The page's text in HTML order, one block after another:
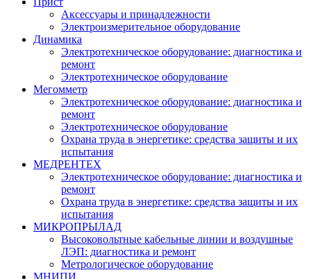
Аксессуары и принадлежности
Электроизмерительное оборудование
Динамика
Электротехническое оборудование: диагностика и
ремонт
Электротехническое оборудование
Мегомметр
Электротехническое оборудование: диагностика и
ремонт
Электротехническое оборудование
Охрана труда в энергетике: средства защиты и их
испытания
МЕДРЕНТЕХ
Электротехническое оборудование: диагностика и
ремонт
Охрана труда в энергетике: средства защиты и их
испытания
МИКРОПРЫЛАД
Высоковольтные кабельные линии и воздушные
ЛЭП: диагностика и ремонт
Метрологическое оборудование
МНИПИ